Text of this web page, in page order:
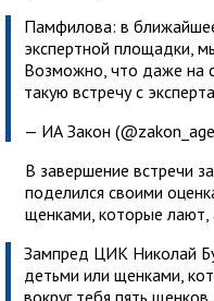
Памфилова: в
экспертной площадки,
Возможно, что даже на
такую встречу с
— ИА Закон
В завершение встречи
поделился своими
щенками, которые лают,
Зампред ЦИК Николай
детьми или щенками,